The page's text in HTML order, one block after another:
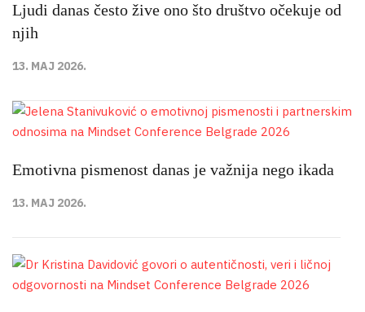
Ljudi danas često žive ono što društvo očekuje od
njih
13. MAJ 2026.
Emotivna pismenost danas je važnija nego ikada
13. MAJ 2026.